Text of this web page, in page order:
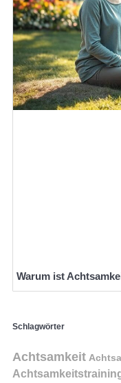
Warum ist
Schlagwörter
Achtsamkeit